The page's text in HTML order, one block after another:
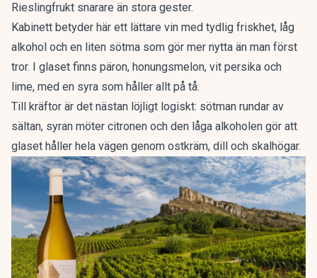
Rieslingfrukt snarare än stora gester.
Kabinett betyder här ett lättare vin med tydlig friskhet, låg
alkohol och en liten sötma som gör mer nytta än man först
tror. I glaset finns päron, honungsmelon, vit persika och
lime, med en syra som håller allt på tå.
Till kräftor är det nästan löjligt logiskt: sötman rundar av
sältan, syran möter citronen och den låga alkoholen gör att
glaset håller hela vägen genom ostkräm, dill och skalhögar.